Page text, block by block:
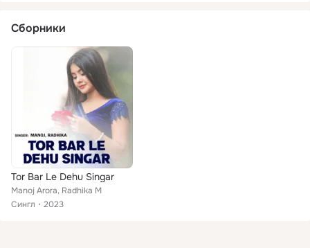
Сборники
Tor Bar Le Dehu Singar
Manoj Arora, Radhika M
Сингл
2023